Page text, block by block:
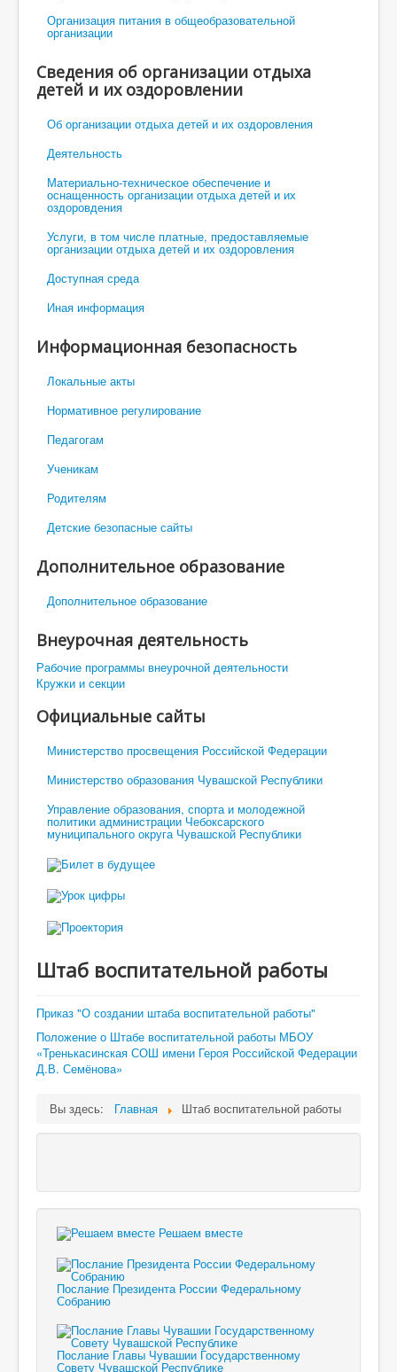
Организация питания в общеобразовательной
организации
Сведения об организации отдыха
детей и их оздоровлении
Об организации отдыха детей и их оздоровления
Деятельность
Материально-техническое обеспечение и
оснащенность организации отдыха детей и их
оздоровдения
Услуги, в том числе платные, предоставляемые
организации отдыха детей и их оздоровления
Доступная среда
Иная информация
Информационная безопасность
Локальные акты
Нормативное регулирование
Педагогам
Ученикам
Родителям
Детские безопасные сайты
Дополнительное образование
Дополнительное образование
Внеурочная деятельность
Рабочие программы внеурочной деятельности
Кружки и секции
Официальные сайты
Министерство просвещения Российской Федерации
Министерство образования Чувашской Республики
Управление образования, спорта и молодежной
политики администрации Чебоксарского
муниципального округа Чувашской Республики
Штаб воспитательной работы
Приказ "О создании штаба воспитательной работы"
Положение о Штабе воспитательной работы МБОУ
«Тренькасинская СОШ имени Героя Российской Федерации
Д.В. Семёнова»
Вы здесь: Главная Штаб воспитательной работы
Решаем вместе
Послание Президента России Федеральному
Собранию
Послание Главы Чувашии Государственному
Совету Чувашской Республике